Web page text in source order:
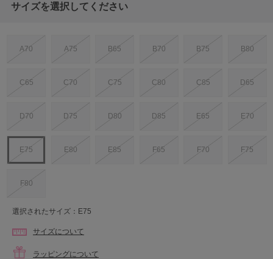
サイズを選択してください
A70 A75 B65 B70 B75 B80
C65 C70 C75 C80 C85 D65
D70 D75 D80 D85 E65 E70
E75 E80 E85 F65 F70 F75
F80
選択されたサイズ：E75
サイズについて
ラッピングについて